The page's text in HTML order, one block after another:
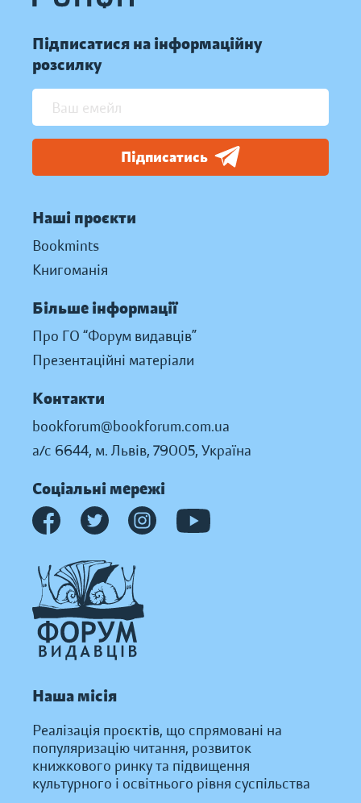
Підписатися на інформаційну
розсилку
Підписатись
Наші проєкти
Bookmints
Книгоманія
Більше інформації
Про ГО “Форум видавців”
Презентаційні матеріали
Контакти
bookforum@bookforum.com.ua
а/с 6644, м. Львів, 79005, Україна
Соціальні мережі
Наша місія
Реалізація проєктів, що спрямовані на
популяризацію читання, розвиток
книжкового ринку та підвищення
культурного і освітнього рівня суспільства